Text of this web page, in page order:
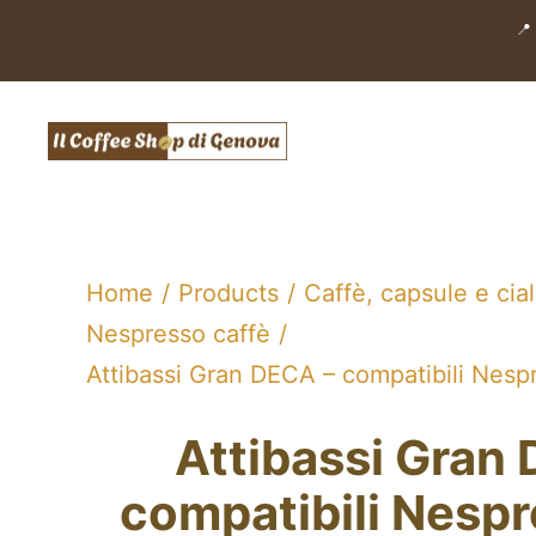
contenuto
Home Products
Caffè, capsule e
Nespresso caffè
Attibassi Gran DECA – compatibili
Attibassi Gran
compatibili